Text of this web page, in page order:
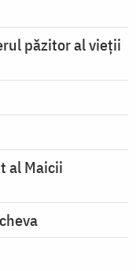
păzitor al vieții
al Maicii